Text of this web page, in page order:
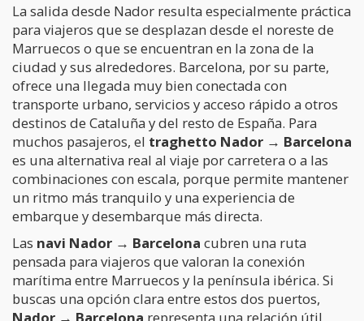
La salida desde Nador resulta especialmente práctica
para viajeros que se desplazan desde el noreste de
Marruecos o que se encuentran en la zona de la
ciudad y sus alrededores. Barcelona, por su parte,
ofrece una llegada muy bien conectada con
transporte urbano, servicios y acceso rápido a otros
destinos de Cataluña y del resto de España. Para
muchos pasajeros, el traghetto Nador → Barcelona
es una alternativa real al viaje por carretera o a las
combinaciones con escala, porque permite mantener
un ritmo más tranquilo y una experiencia de
embarque y desembarque más directa.
Las navi Nador → Barcelona cubren una ruta
pensada para viajeros que valoran la conexión
marítima entre Marruecos y la península ibérica. Si
buscas una opción clara entre estos dos puertos,
Nador → Barcelona representa una relación útil